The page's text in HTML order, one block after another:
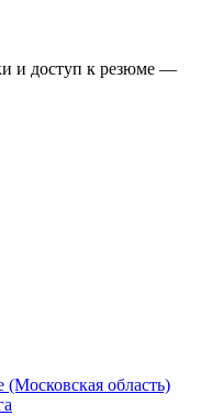
и доступ к резюме —
область)